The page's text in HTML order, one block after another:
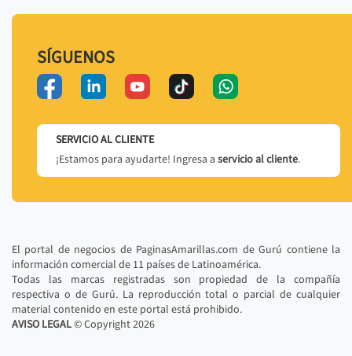
SÍGUENOS
SERVICIO AL CLIENTE
¡Estamos para ayudarte! Ingresa a servicio al cliente.
El portal de negocios de PaginasAmarillas.com de Gurú contiene la
información comercial de 11 países de Latinoamérica.
Todas las marcas registradas son propiedad de la compañía
respectiva o de Gurú. La reproducción total o parcial de cualquier
material contenido en este portal está prohibido.
AVISO LEGAL© Copyright2026